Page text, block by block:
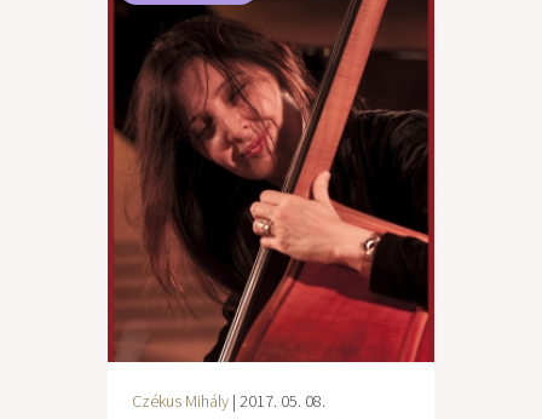
Czékus Mihály | 2017. 05. 08.